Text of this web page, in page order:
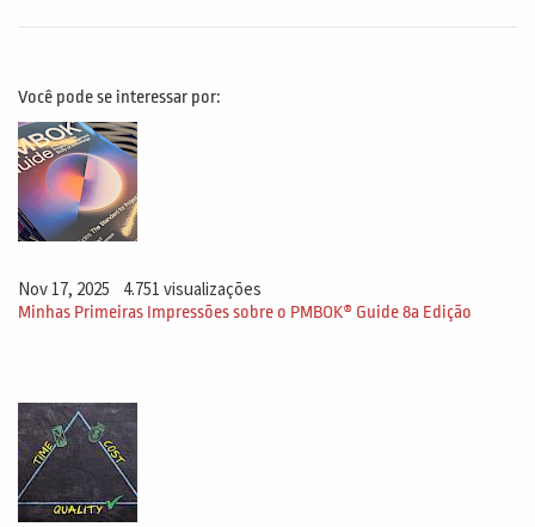
Você pode se interessar por:
Nov 17, 2025 4.751 visualizações
Minhas Primeiras Impressões sobre o PMBOK® Guide 8a Edição